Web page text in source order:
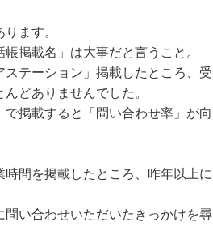
ます。
掲載名」は大事だと言うこと。
テーション」掲載したところ、受
どありませんでした。
掲載すると「問い合わせ率」が向
間を掲載したところ、昨年以上に
い合わせいただいたきっかけを尋